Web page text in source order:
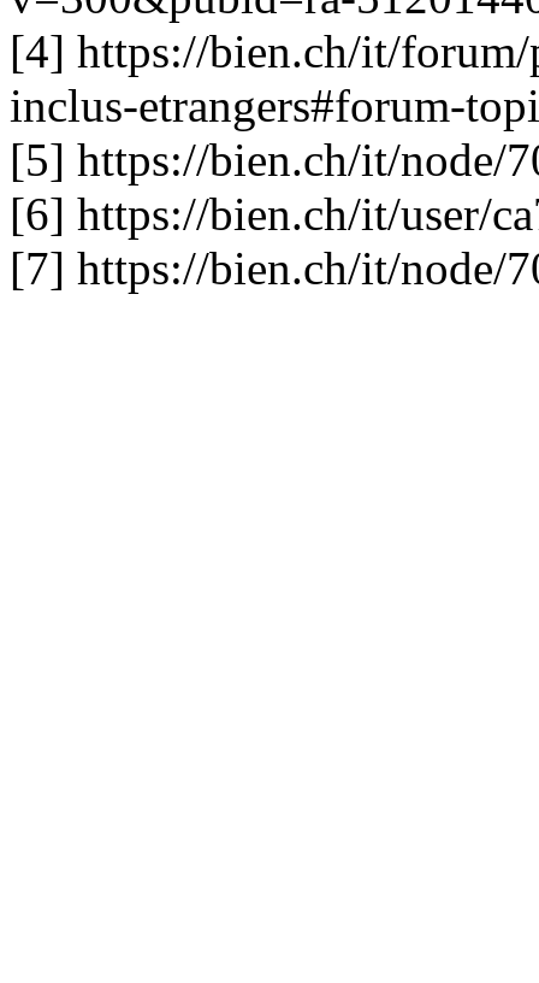
[4] https://bien.ch/it/
inclus-etrangers#forum-
[5] https://bien.ch/it/node/
[6] https://bien.ch/it/user/
[7] https://bien.ch/it/node/